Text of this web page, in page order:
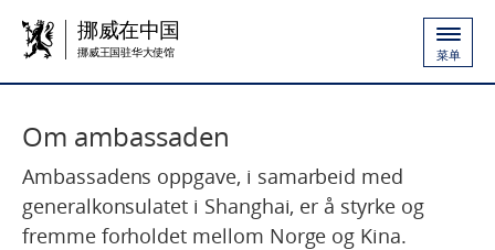
挪威在中国
挪威王国驻华大使馆 菜单
Om ambassaden
Ambassadens oppgave, i samarbeid med
generalkonsulatet i Shanghai, er å styrke og
fremme forholdet mellom Norge og Kina.